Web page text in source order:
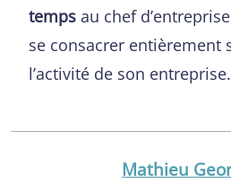
temps au chef
se consacrer
l’activité de son entreprise.
Mathieu